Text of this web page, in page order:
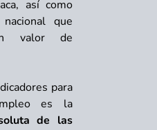
así como
que
valor de
para
es la
de las